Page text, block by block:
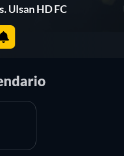
Ulsan HD FC